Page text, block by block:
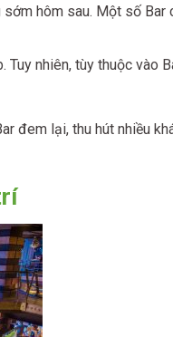
hôm sau. Một số Bar
nhiên, tùy thuộc vào
đem lại, thu hút nhiều